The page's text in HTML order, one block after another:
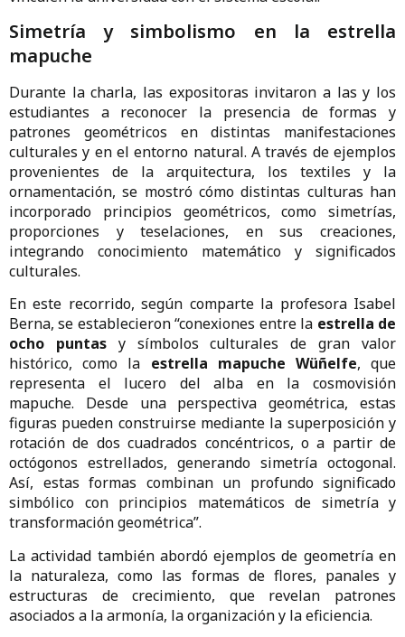
Simetría y simbolismo en la estrella
mapuche
Durante la charla, las expositoras invitaron a las y los
estudiantes a reconocer la presencia de formas y
patrones geométricos en distintas manifestaciones
culturales y en el entorno natural. A través de ejemplos
provenientes de la arquitectura, los textiles y la
ornamentación, se mostró cómo distintas culturas han
incorporado principios geométricos, como simetrías,
proporciones y teselaciones, en sus creaciones,
integrando conocimiento matemático y significados
culturales.
En este recorrido, según comparte la profesora Isabel
Berna, se establecieron “conexiones entre la estrella de
ocho puntasy símbolos culturales de gran valor
histórico, como la estrella mapuche Wüñelfe, que
representa el lucero del alba en la cosmovisión
mapuche. Desde una perspectiva geométrica, estas
figuras pueden construirse mediante la superposición y
rotación de dos cuadrados concéntricos, o a partir de
octógonos estrellados, generando simetría octogonal.
Así, estas formas combinan un profundo significado
simbólico con principios matemáticos de simetría y
transformación geométrica”.
La actividad también abordó ejemplos de geometría en
la naturaleza, como las formas de flores, panales y
estructuras de crecimiento, que revelan patrones
asociados a la armonía, la organización y la eficiencia.